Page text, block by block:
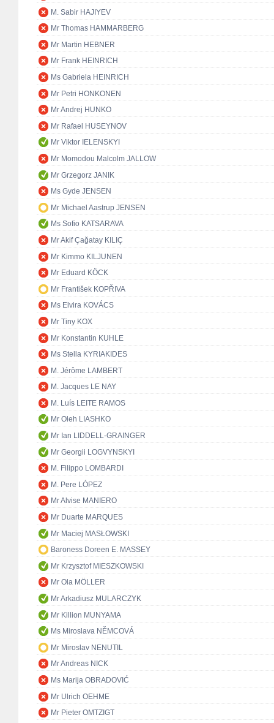
M. Sabir HAJIYEV
Mr Thomas HAMMARBERG
Mr Martin HEBNER
Mr Frank HEINRICH
Ms Gabriela HEINRICH
Mr Petri HONKONEN
Mr Andrej HUNKO
Mr Rafael HUSEYNOV
Mr Viktor IELENSKYI
Mr Momodou Malcolm JALLOW
Mr Grzegorz JANIK
Ms Gyde JENSEN
Mr Michael Aastrup JENSEN
Ms Sofio KATSARAVA
Mr Akif Çağatay KILIÇ
Mr Kimmo KILJUNEN
Mr Eduard KÖCK
Mr František KOPŘIVA
Ms Elvira KOVÁCS
Mr Tiny KOX
Mr Konstantin KUHLE
Ms Stella KYRIAKIDES
M. Jérôme LAMBERT
M. Jacques LE NAY
M. Luís LEITE RAMOS
Mr Oleh LIASHKO
Mr Ian LIDDELL-GRAINGER
Mr Georgii LOGVYNSKYI
M. Filippo LOMBARDI
M. Pere LÓPEZ
Mr Alvise MANIERO
Mr Duarte MARQUES
Mr Maciej MASŁOWSKI
Baroness Doreen E. MASSEY
Mr Krzysztof MIESZKOWSKI
Mr Ola MÖLLER
Mr Arkadiusz MULARCZYK
Mr Killion MUNYAMA
Ms Miroslava NĚMCOVÁ
Mr Miroslav NENUTIL
Mr Andreas NICK
Ms Marija OBRADOVIĆ
Mr Ulrich OEHME
Mr Pieter OMTZIGT